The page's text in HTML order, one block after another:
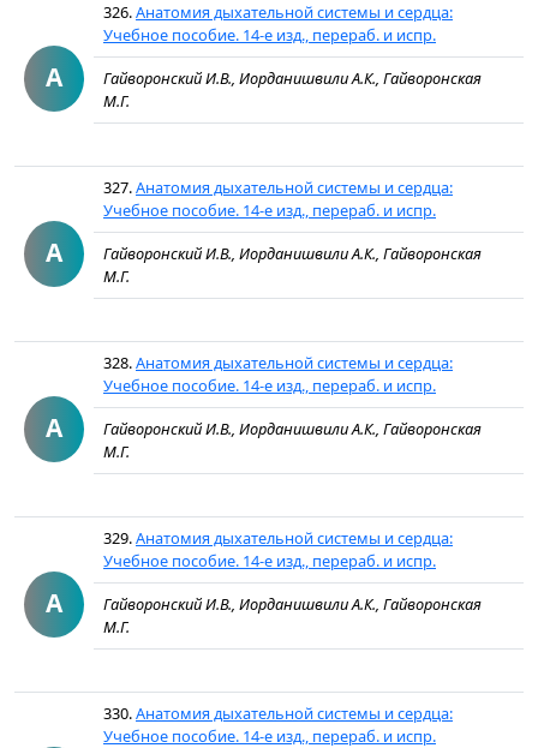
А
326.Анатомия дыхательной системы и сердца:
Учебное пособие. 14-е изд., перераб. и испр.
Гайворонский И.В., Иорданишвили А.К., Гайворонская
М.Г.
А
327.Анатомия дыхательной системы и сердца:
Учебное пособие. 14-е изд., перераб. и испр.
Гайворонский И.В., Иорданишвили А.К., Гайворонская
М.Г.
А
328.Анатомия дыхательной системы и сердца:
Учебное пособие. 14-е изд., перераб. и испр.
Гайворонский И.В., Иорданишвили А.К., Гайворонская
М.Г.
А
329.Анатомия дыхательной системы и сердца:
Учебное пособие. 14-е изд., перераб. и испр.
Гайворонский И.В., Иорданишвили А.К., Гайворонская
М.Г.
330.Анатомия дыхательной системы и сердца:
Учебное пособие. 14-е изд., перераб. и испр.